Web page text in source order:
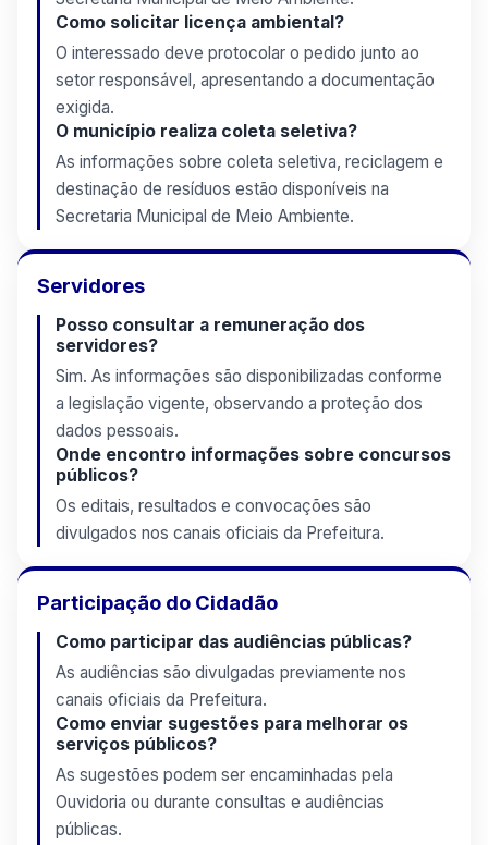
Como solicitar licença ambiental?
O interessado deve protocolar o pedido junto ao
setor responsável, apresentando a documentação
exigida.
O município realiza coleta seletiva?
As informações sobre coleta seletiva, reciclagem e
destinação de resíduos estão disponíveis na
Secretaria Municipal de Meio Ambiente.
Servidores
Posso consultar a remuneração dos
servidores?
Sim. As informações são disponibilizadas conforme
a legislação vigente, observando a proteção dos
dados pessoais.
Onde encontro informações sobre concursos
públicos?
Os editais, resultados e convocações são
divulgados nos canais oficiais da Prefeitura.
Participação do Cidadão
Como participar das audiências públicas?
As audiências são divulgadas previamente nos
canais oficiais da Prefeitura.
Como enviar sugestões para melhorar os
serviços públicos?
As sugestões podem ser encaminhadas pela
Ouvidoria ou durante consultas e audiências
públicas.